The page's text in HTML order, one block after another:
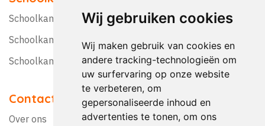
Wij gebruiken cookies
Wij maken gebruik van cookies en
andere tracking-technologieën om
uw surfervaring op onze website
te verbeteren, om
gepersonaliseerde inhoud en
advertenties te tonen, om ons
Schoolkamp Nederland
Schoolkamp België
Schoolkamptips
Contact
Over ons